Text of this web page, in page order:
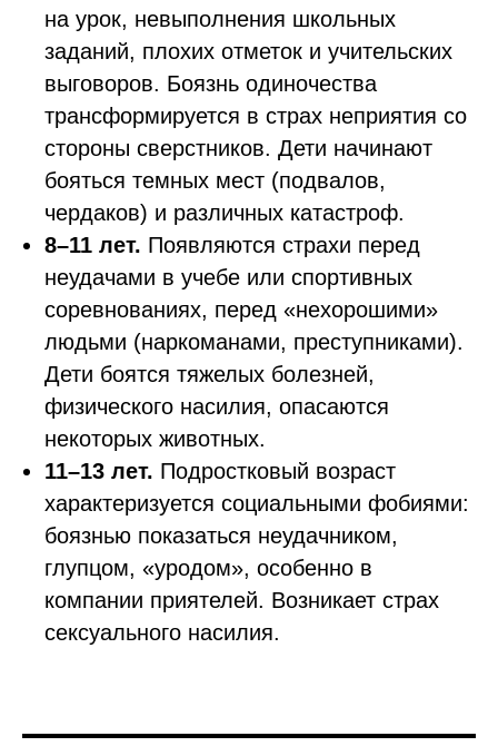
на урок, невыполнения школьных
заданий, плохих отметок и учительских
выговоров. Боязнь одиночества
трансформируется в страх неприятия со
стороны сверстников. Дети начинают
бояться темных мест (подвалов,
чердаков) и различных катастроф.
8–11 лет. Появляются страхи перед
неудачами в учебе или спортивных
соревнованиях, перед «нехорошими»
людьми (наркоманами, преступниками).
Дети боятся тяжелых болезней,
физического насилия, опасаются
некоторых животных.
11–13 лет. Подростковый возраст
характеризуется социальными фобиями:
боязнью показаться неудачником,
глупцом, «уродом», особенно в
компании приятелей. Возникает страх
сексуального насилия.